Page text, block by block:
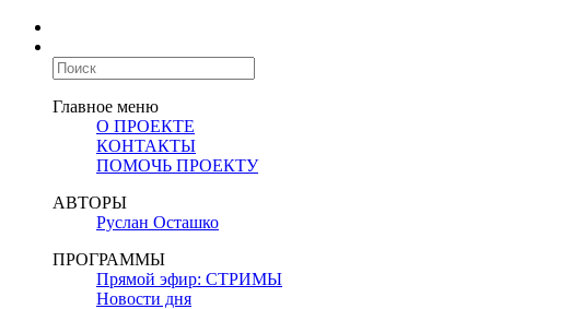
Главное меню
О ПРОЕКТЕ
КОНТАКТЫ
ПОМОЧЬ ПРОЕКТУ
АВТОРЫ
Руслан Осташко
ПРОГРАММЫ
Прямой эфир: СТРИМЫ
Новости дня